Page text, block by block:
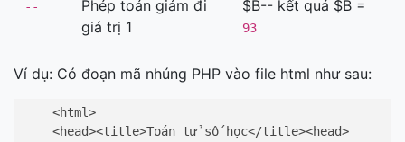
--
Phép toán giảm đi
giá trị 1
$B-- kết quả $B =
93
Ví dụ: Có đoạn mã nhúng PHP vào file html như sau:
    <html>
    <head><title>Toán tử số học</title><head>